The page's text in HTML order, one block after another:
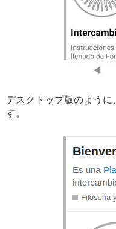
デスクトップ版のよう
す。